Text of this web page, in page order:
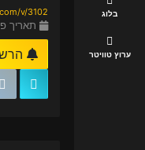
בלוג
ערוץ טוויטר
v/3102
תאריך פרסום: